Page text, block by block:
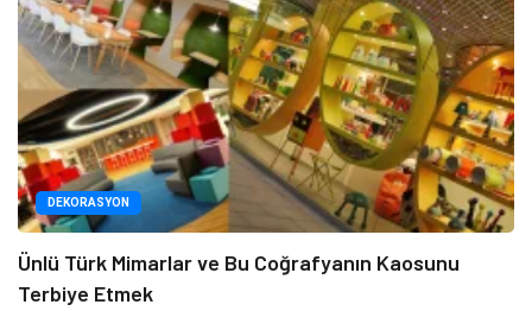
DEKORASYON
Ünlü Türk Mimarlar ve Bu Coğrafyanın Kaosunu
Terbiye Etmek